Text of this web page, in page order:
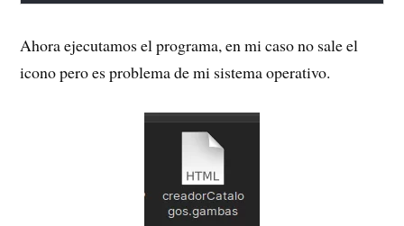
Ahora ejecutamos el programa, en mi caso no sale el
icono pero es problema de mi sistema operativo.